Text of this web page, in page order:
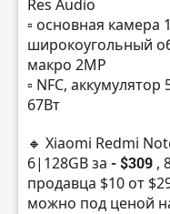
Res Audio
▫️ основная камера
широкоугольный
макро 2MP
▫️ NFC,
67Вт
🔸 Xiaomi Redmi
6|128GB за - $309 ,
продавца $10 от
можно под ценой